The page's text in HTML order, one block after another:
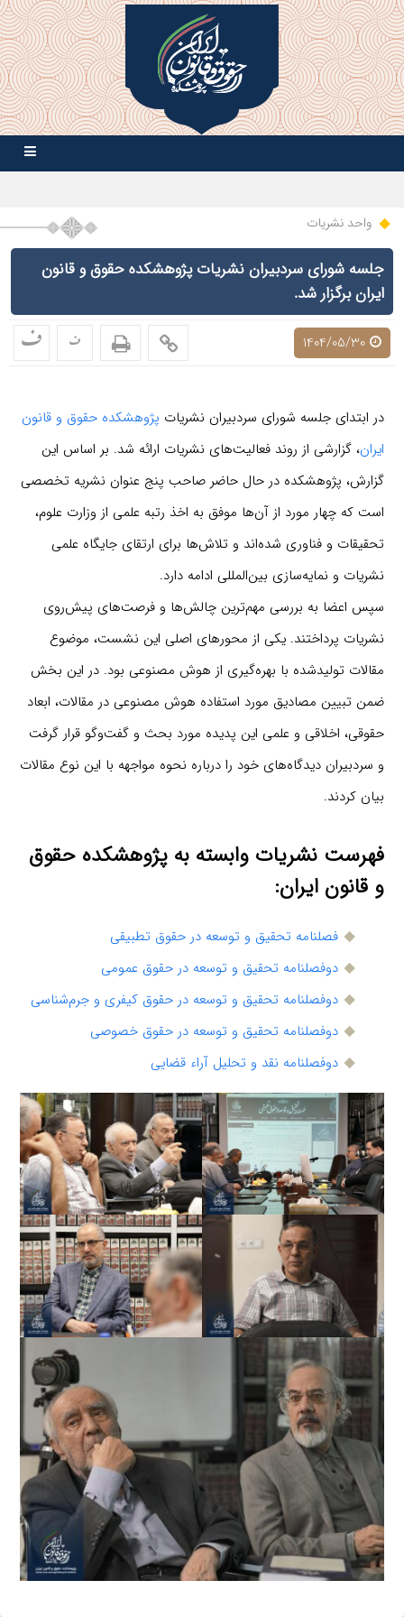
واحد نشریات
جلسه شورای سردبیران نشریات پژوهشکده حقوق و قانون
ایران برگزار شد.
ف ف
️در ابتدای جلسه شورای سردبیران نشریات پژوهشکده حقوق و قانون
ایران، گزارشی از روند فعالیت‌های نشریات ارائه شد. بر اساس این
گزارش، پژوهشکده در حال حاضر صاحب پنج عنوان نشریه تخصصی
است که چهار مورد از آن‌ها موفق به اخذ رتبه علمی از وزارت علوم،
تحقیقات و فناوری شده‌اند و تلاش‌ها برای ارتقای جایگاه علمی
نشریات و نمایه‌سازی بین‌المللی ادامه دارد.
️سپس اعضا به بررسی مهم‌ترین چالش‌ها و فرصت‌های پیش‌روی
نشریات پرداختند. یکی از محورهای اصلی این نشست، موضوع
مقالات تولیدشده با بهره‌گیری از هوش مصنوعی بود. در این بخش
ضمن تبیین مصادیق مورد استفاده هوش مصنوعی در مقالات، ابعاد
حقوقی، اخلاقی و علمی این پدیده مورد بحث و گفت‌وگو قرار گرفت
و سردبیران دیدگاه‌های خود را درباره نحوه مواجهه با این نوع مقالات
بیان کردند.
️فهرست نشریات وابسته به پژوهشکده حقوق
و قانون ایران:
فصلنامه تحقیق و توسعه در حقوق تطبیقی
دوفصلنامه تحقیق و توسعه در حقوق عمومی
دوفصلنامه تحقیق و توسعه در حقوق کیفری و جرم‌شناسی
دوفصلنامه تحقیق و توسعه در حقوق خصوصی
دوفصلنامه نقد و تحلیل آراء قضایی